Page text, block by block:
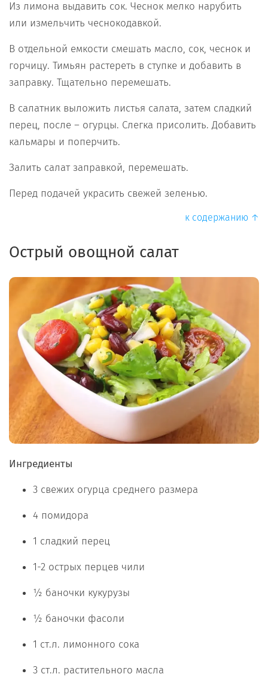
Из лимона выдавить сок. Чеснок мелко нарубить
или измельчить чеснокодавкой.
В отдельной емкости смешать масло, сок, чеснок и
горчицу. Тимьян растереть в ступке и добавить в
заправку. Тщательно перемешать.
В салатник выложить листья салата, затем сладкий
перец, после – огурцы. Слегка присолить. Добавить
кальмары и поперчить.
Залить салат заправкой, перемешать.
Перед подачей украсить свежей зеленью.
к содержанию ↑
Острый овощной салат
Ингредиенты
3 свежих огурца среднего размера
4 помидора
1 сладкий перец
1-2 острых перцев чили
½ баночки кукурузы
½ баночки фасоли
1 ст.л. лимонного сока
3 ст.л. растительного масла